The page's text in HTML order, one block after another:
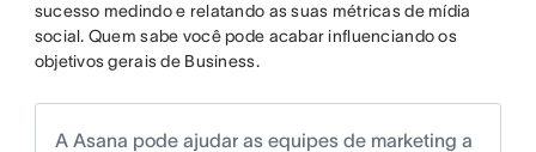
sucesso medindo e relatando as suas métricas de mídia
social. Quem sabe você pode acabar influenciando os
objetivos gerais de Business.
A Asana pode ajudar as equipes de marketing a